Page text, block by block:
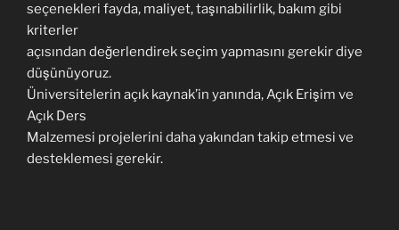
seçenekleri fayda, maliyet, taşınabilirlik, bakım gibi
kriterler
açısından değerlendirek seçim yapmasını gerekir diye
düşünüyoruz.
Üniversitelerin açık kaynak’in yanında, Açık Erişim ve
Açık Ders
Malzemesi projelerini daha yakından takip etmesi ve
desteklemesi gerekir.